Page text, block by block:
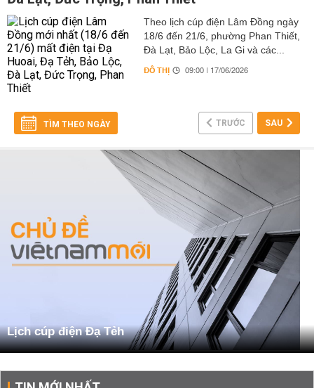
Theo lịch cúp điện Lâm Đồng ngày
18/6 đến 21/6, phường Phan Thiết,
Đà Lạt, Bảo Lộc, La Gi và các...
ĐÔ THỊ 09:00 | 17/06/2026
TÌM THEO NGÀY TRƯỚC SAU
Lịch cúp điện Đạ Tẻh